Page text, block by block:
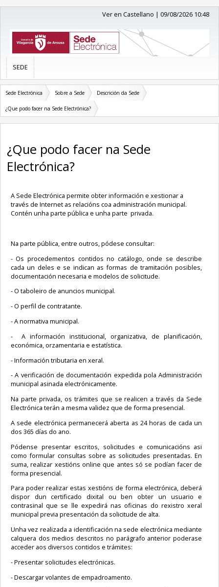
Ver en Castellano |09/08/2026 10:48
SEDE
Sede Electrónica Sobre a Sede Descrición da Sede
¿Que podo facer na Sede Electrónica?
¿Que podo facer na Sede
Electrónica?
A Sede Electrónica permite obter información e xestionar a
través de Internet as relacións coa administración municipal.
Contén unha parte pública e unha parte privada.
Na parte pública, entre outros, pódese consultar:
- Os procedementos contidos no catálogo, onde se describe
cada un deles e se indican as formas de tramitación posibles,
documentación necesaria e modelos de solicitude.
- O taboleiro de anuncios municipal.
- O perfil de contratante.
- A normativa municipal.
- A información institucional, organizativa, de planificación,
económica, orzamentaria e estatística.
- Información tributaria en xeral.
- A verificación de documentación expedida pola Administración
municipal asinada electrónicamente.
Na parte privada, os trámites que se realicen a través da Sede
Electrónica terán a mesma validez que de forma presencial.
A sede electrónica permanecerá aberta as 24 horas de cada un
dos 365 días do ano.
Pódense presentar escritos, solicitudes e comunicacións asi
como formular consultas sobre as solicitudes presentadas. En
suma, realizar xestións online que antes só se podían facer de
forma presencial.
Para poder realizar estas xestións de forma electrónica, deberá
dispor dun certificado dixital ou ben obter un usuario e
contrasinal que se lle expedirá nas oficinas do rexistro xeral
municipal previa presentación da solicitude de alta.
Unha vez realizada a identificación na sede electrónica mediante
calquera dos medios descritos no parágrafo anterior poderase
acceder aos diversos contidos e trámites:
- Presentar solicitudes electrónicas.
- Descargar volantes de empadroamento.